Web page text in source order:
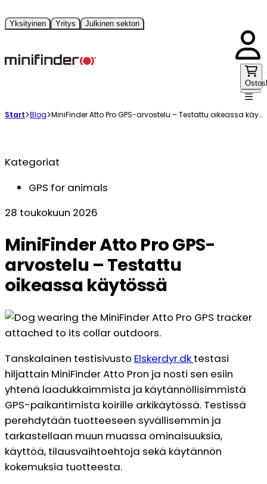
Yksityinen Yritys Julkinen sektori
Start Blog MiniFinder Atto Pro GPS-arvostelu – Testattu oikeassa käytössä
Kategoriat
GPS for animals
28 toukokuun 2026
MiniFinder Atto Pro GPS-
arvostelu – Testattu
oikeassa käytössä
Tanskalainen testisivusto Elskerdyr.dk testasi
hiljattain MiniFinder Atto Pron ja nosti sen esiin
yhtenä laadukkaimmista ja käytännöllisimmistä
GPS-paikantimista koirille arkikäytössä. Testissä
perehdytään tuotteeseen syvällisemmin ja
tarkastellaan muun muassa ominaisuuksia,
käyttöä, tilausvaihtoehtoja sekä käytännön
kokemuksia tuotteesta.